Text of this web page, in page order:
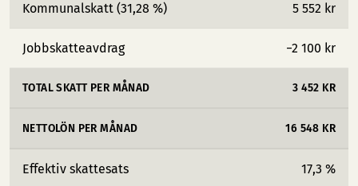
Kommunalskatt (31,28 %) 5 552 kr
Jobbskatteavdrag −2 100 kr
TOTAL SKATT PER MÅNAD 3 452 KR
NETTOLÖN PER MÅNAD 16 548 KR
Effektiv skattesats 17,3 %